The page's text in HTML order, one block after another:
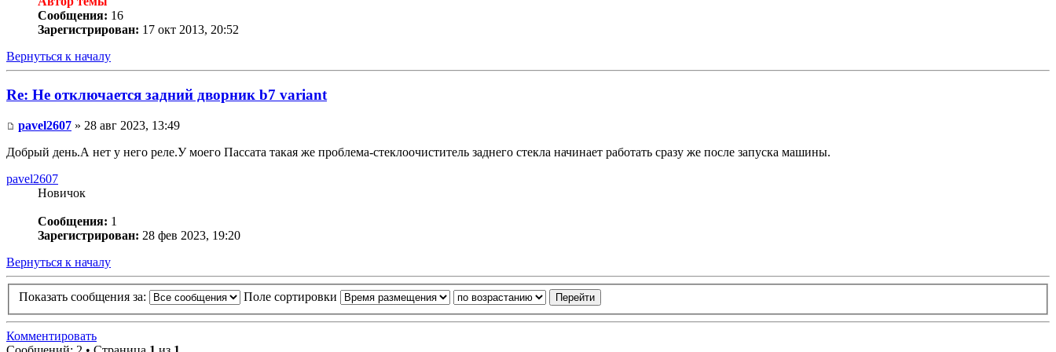
Сообщения: 16
Зарегистрирован: 17 окт 2013, 20:52
Вернуться к началу
Re: Не отключается задний дворник b7 variant
pavel2607 » 28 авг 2023, 13:49
Добрый день.А нет у него реле.У моего Пассата такая же проблема-стеклоочиститель заднего стекла начинает работать сразу же после запуска машины.
pavel2607
Новичок
Сообщения: 1
Зарегистрирован: 28 фев 2023, 19:20
Вернуться к началу
Показать сообщения за: Поле сортировки
Комментировать